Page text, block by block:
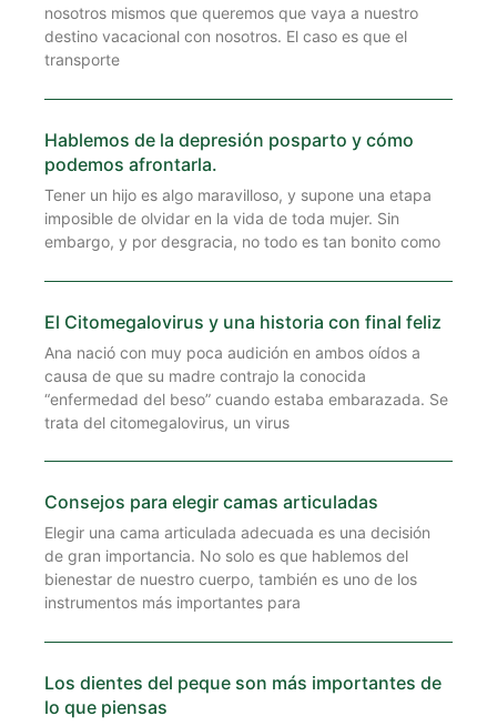
nosotros mismos que queremos que vaya a nuestro
destino vacacional con nosotros. El caso es que el
transporte
Hablemos de la depresión posparto y cómo
podemos afrontarla.
Tener un hijo es algo maravilloso, y supone una etapa
imposible de olvidar en la vida de toda mujer. Sin
embargo, y por desgracia, no todo es tan bonito como
El Citomegalovirus y una historia con final feliz
Ana nació con muy poca audición en ambos oídos a
causa de que su madre contrajo la conocida
“enfermedad del beso” cuando estaba embarazada. Se
trata del citomegalovirus, un virus
Consejos para elegir camas articuladas
Elegir una cama articulada adecuada es una decisión
de gran importancia. No solo es que hablemos del
bienestar de nuestro cuerpo, también es uno de los
instrumentos más importantes para
Los dientes del peque son más importantes de
lo que piensas